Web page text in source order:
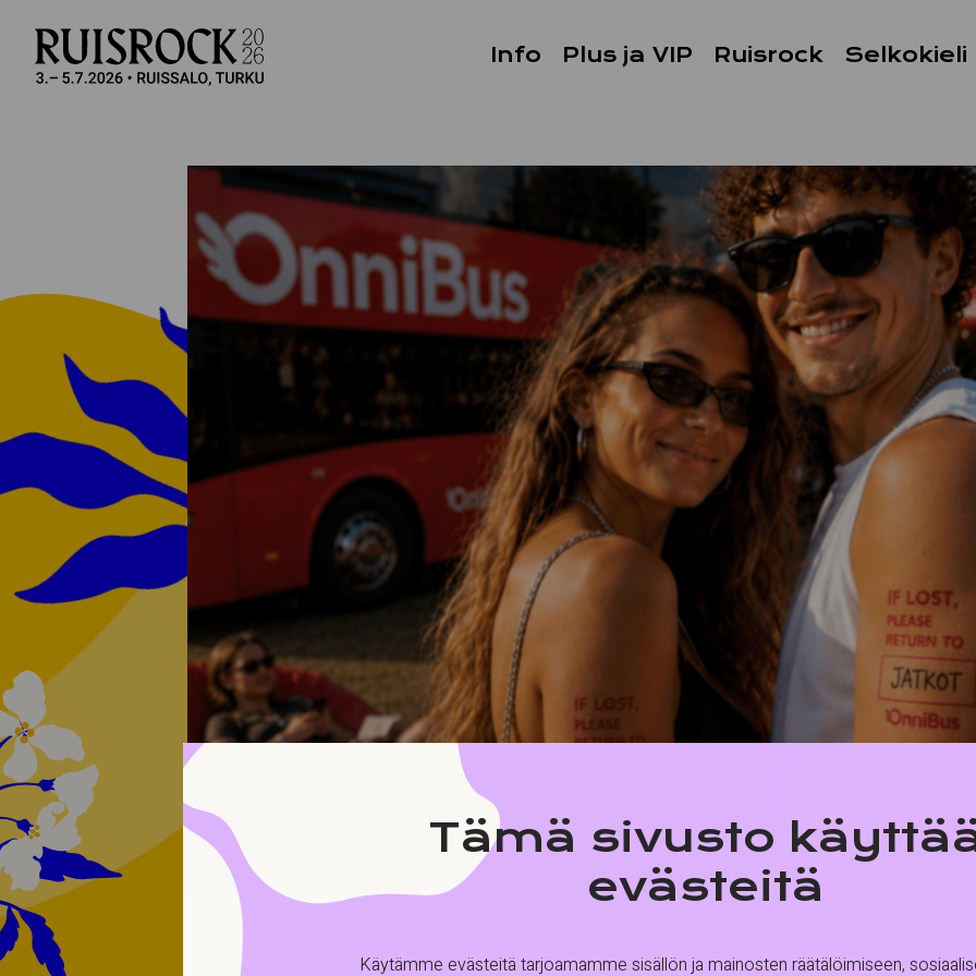
Tämä sivusto
evästeitä
Käytämme evästeitä tarjoamamme sisällön ja mainosten räätälöimiseen,
Si­vus­ton na­vi­goin­ti
Hyppää sivun sisältöön
Info Plus ja VIP Ruisrock Selkokieli